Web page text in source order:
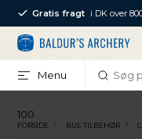
Gratis fragt i DK over
Menu
100
FORSIDE BUE TILBEHØR